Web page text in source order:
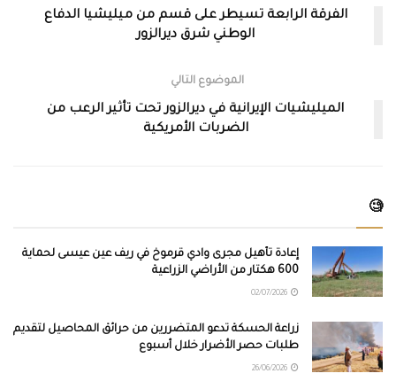
الفرقة الرابعة تسيطر على قسم من ميليشيا الدفاع
الوطني شرق ديرالزور
الموضوع التالي
الميليشيات الإيرانية في ديرالزور تحت تأثير الرعب من
الضربات الأمريكية
🧐
إعادة تأهيل مجرى وادي قرموخ في ريف عين عيسى لحماية
600 هكتار من الأراضي الزراعية
زراعة الحسكة تدعو المتضررين من حرائق المحاصيل لتقديم
طلبات حصر الأضرار خلال أسبوع